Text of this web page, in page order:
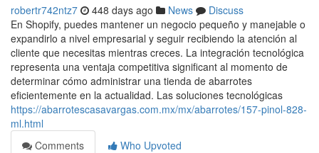
robertr742ntz7 448 days ago News
Discuss
En Shopify, puedes mantener un negocio pequeño y manejable o
expandirlo a nivel empresarial y seguir recibiendo la atención al
cliente que necesitas mientras creces. La integración tecnológica
representa una ventaja competitiva significant al momento de
determinar cómo administrar una tienda de abarrotes
eficientemente en la actualidad. Las soluciones tecnológicas
https://abarrotescasavargas.com.mx/mx/abarrotes/157-pinol-828-
ml.html
Comments
Who Upvoted